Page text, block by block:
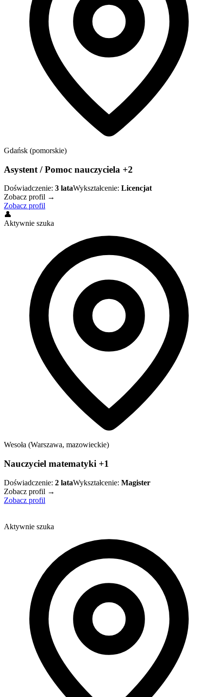
Gdańsk (pomorskie)
Asystent / Pomoc nauczyciela +2
Doświadczenie: 3 lataWykształcenie: Licencjat
Zobacz profil →
Zobacz profil
👤
Aktywnie szuka
Wesoła (Warszawa, mazowieckie)
Nauczyciel matematyki +1
Doświadczenie: 2 lataWykształcenie: Magister
Zobacz profil →
Zobacz profil
Aktywnie szuka